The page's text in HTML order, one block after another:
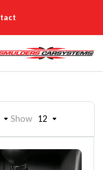
Show 12